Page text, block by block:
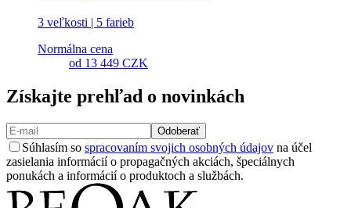
3 veľkosti | 5 farieb
Normálna cena
od 13 449 CZK
Získajte prehľad o novinkách
Odoberať
Súhlasím so spracovaním svojich osobných údajov na účel
zasielania informácií o propagačných akciách, špeciálnych
ponukách a informácií o produktoch a službách.